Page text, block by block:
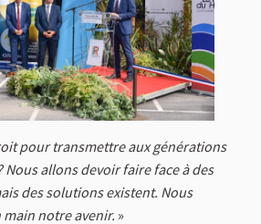
pour transmettre aux générations
Nous allons devoir faire face à des
des solutions existent. Nous
notre avenir. »